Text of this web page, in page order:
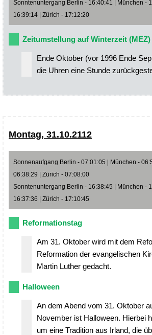
Sonntenuntergang Berlin - 16:40:41 | München -
16:39:14 | Zürich - 17:12:20
Zeitumstellung auf Winterzeit (MEZ)
Ende Oktober (vor 1996 Ende
die Uhren eine Stunde
Montag, 31.10.2112
Sonnenaufgang Berlin - 07:01:05 | München -
06:38:29 | Zürich - 07:08:00
Sonntenuntergang Berlin - 16:38:45 | München -
16:37:36 | Zürich - 17:10:45
Reformationstag
Am 31. Oktober wird mit dem
Reformation der evangelischen
Martin Luther gedacht.
Halloween
An dem Abend vom 31. Oktober
November ist Halloween. Hierbei
um eine Tradition aus Irland, die